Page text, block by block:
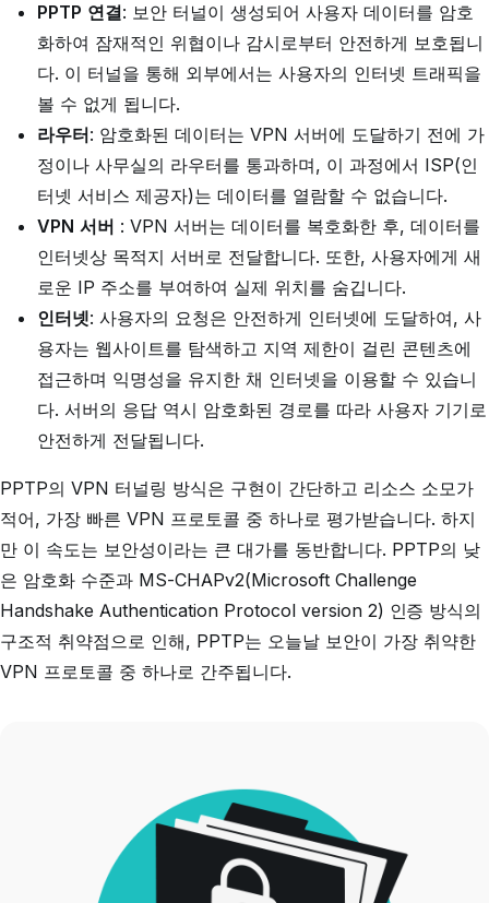
PPTP 연결: 보안 터널이 생성되어 사용자 데이터를 암호
화하여 잠재적인 위협이나 감시로부터 안전하게 보호됩니
다. 이 터널을 통해 외부에서는 사용자의 인터넷 트래픽을
볼 수 없게 됩니다.
라우터: 암호화된 데이터는 VPN 서버에 도달하기 전에 가
정이나 사무실의 라우터를 통과하며, 이 과정에서 ISP(인
터넷 서비스 제공자)는 데이터를 열람할 수 없습니다.
VPN 서버 : VPN 서버는 데이터를 복호화한 후, 데이터를
인터넷상 목적지 서버로 전달합니다. 또한, 사용자에게 새
로운 IP 주소를 부여하여 실제 위치를 숨깁니다.
인터넷: 사용자의 요청은 안전하게 인터넷에 도달하여, 사
용자는 웹사이트를 탐색하고 지역 제한이 걸린 콘텐츠에
접근하며 익명성을 유지한 채 인터넷을 이용할 수 있습니
다. 서버의 응답 역시 암호화된 경로를 따라 사용자 기기로
안전하게 전달됩니다.
PPTP의 VPN 터널링 방식은 구현이 간단하고 리소스 소모가
적어, 가장 빠른 VPN 프로토콜 중 하나로 평가받습니다. 하지
만 이 속도는 보안성이라는 큰 대가를 동반합니다. PPTP의 낮
은 암호화 수준과 MS-CHAPv2(Microsoft Challenge
Handshake Authentication Protocol version 2) 인증 방식의
구조적 취약점으로 인해, PPTP는 오늘날 보안이 가장 취약한
VPN 프로토콜 중 하나로 간주됩니다.